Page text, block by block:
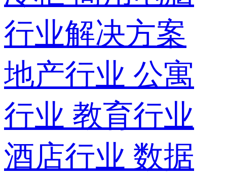
行业解决方案
地产行业 公寓
行业 教育行业
酒店行业 数据